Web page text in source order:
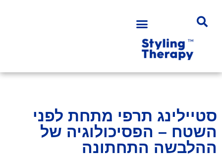
סטיילינג תרפי מתחת לפני
השטח – הפסיכולוגיה של
ההלבשה התחתונה